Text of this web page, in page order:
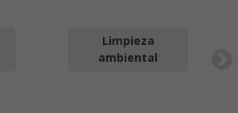
Limpieza
ambiental